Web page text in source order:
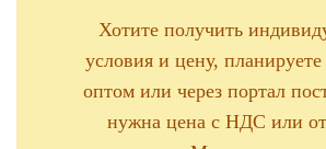
Хотите получить
условия и цену,
оптом или через портал
нужна цена с НДС или